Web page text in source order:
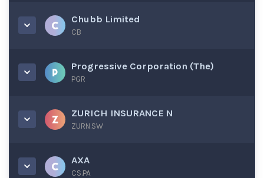
Chubb Limited
CB
Progressive Corporation (The)
PGR
ZURICH INSURANCE N
ZURN.SW
AXA
CS.PA